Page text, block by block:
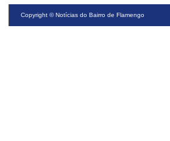
Copyright ©Notícias do Bairro de Flamengo